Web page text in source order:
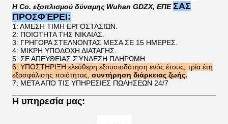
Η Co. εξοπλισμού δύναμης Wuhan GDZX, ΕΠΕ ΣΑΣ
ΠΡΟΣΦΈΡΕΙ:
1: ΑΜΕΣΗ ΤΙΜΗ ΕΡΓΟΣΤΑΣΙΩΝ.
2: ΠΟΙΟΤΗΤΑ ΤΗΣ ΝΙΚΑΙΑΣ.
3: ΓΡΗΓΟΡΑ ΣΤΕΛΝΟΝΤΑΣ ΜΕΣΑ ΣΕ 15 ΗΜΕΡΕΣ.
4: ΜΙΚΡΗ ΥΠΟΔΟΧΗ ΔΙΑΤΑΓΗΣ.
5: ΣΕ ΑΠΕΥΘΕΙΑΣ ΣΎΝΔΕΣΗ ΠΛΗΡΩΜΗ.
6: ΥΠΟΣΤΗΡΙΞΗ ελεύθερη εξουσιοδότηση ενός έτους, τρία έτη
εξασφάλισης ποιότητας, συντήρηση διάρκειας ζωής.
7: ΜΕΤΑ ΑΠΌ ΤΙΣ ΥΠΗΡΕΣΙΕΣ ΠΩΛΗΣΕΩΝ 24/7
Η υπηρεσία μας: